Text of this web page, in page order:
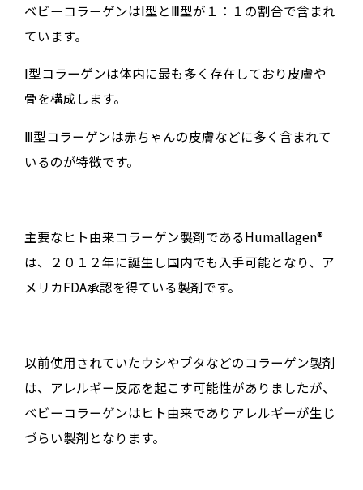
ベビーコラーゲンはⅠ型とⅢ型が１：１の割合で含まれ
ています。
Ⅰ型コラーゲンは体内に最も多く存在しており皮膚や
骨を構成します。
Ⅲ型コラーゲンは赤ちゃんの皮膚などに多く含まれて
いるのが特徴です。
主要なヒト由来コラーゲン製剤であるHumallagen®
は、２０１２年に誕生し国内でも入手可能となり、ア
メリカFDA承認を得ている製剤です。
以前使用されていたウシやブタなどのコラーゲン製剤
は、アレルギー反応を起こす可能性がありましたが、
ベビーコラーゲンはヒト由来でありアレルギーが生じ
づらい製剤となります。